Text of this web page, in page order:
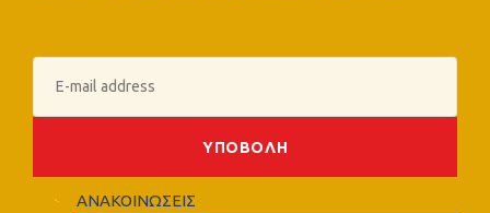
ΑΝΑΚΟΙΝΩΣΕΙΣ